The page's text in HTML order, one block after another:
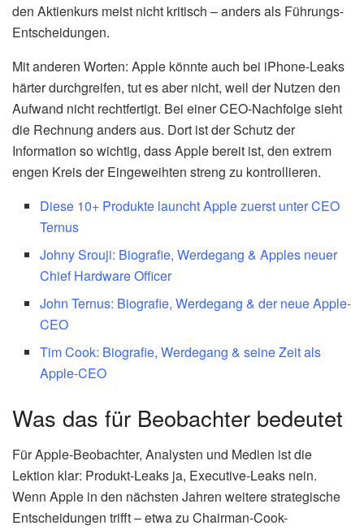
den Aktienkurs meist nicht kritisch – anders als Führungs-
Entscheidungen.
Mit anderen Worten: Apple könnte auch bei iPhone-Leaks
härter durchgreifen, tut es aber nicht, weil der Nutzen den
Aufwand nicht rechtfertigt. Bei einer CEO-Nachfolge sieht
die Rechnung anders aus. Dort ist der Schutz der
Information so wichtig, dass Apple bereit ist, den extrem
engen Kreis der Eingeweihten streng zu kontrollieren.
Diese 10+ Produkte launcht Apple zuerst unter CEO
Ternus
Johny Srouji: Biografie, Werdegang & Apples neuer
Chief Hardware Officer
John Ternus: Biografie, Werdegang & der neue Apple-
CEO
Tim Cook: Biografie, Werdegang & seine Zeit als
Apple-CEO
Was das für Beobachter bedeutet
Für Apple-Beobachter, Analysten und Medien ist die
Lektion klar: Produkt-Leaks ja, Executive-Leaks nein.
Wenn Apple in den nächsten Jahren weitere strategische
Entscheidungen trifft – etwa zu Chairman-Cook-